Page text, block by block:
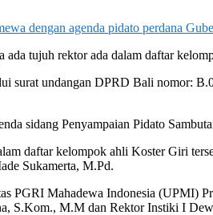
dengan agenda pidato perdana
ada tujuh rektor ada dalam daftar
surat undangan DPRD Bali nomor:
sidang Penyampaian Pidato
daftar kelompok ahli Koster Giri
Sukamerta, M.Pd.
PGRI Mahadewa Indonesia (UPMI)
S.Kom., M.M dan Rektor Instiki I